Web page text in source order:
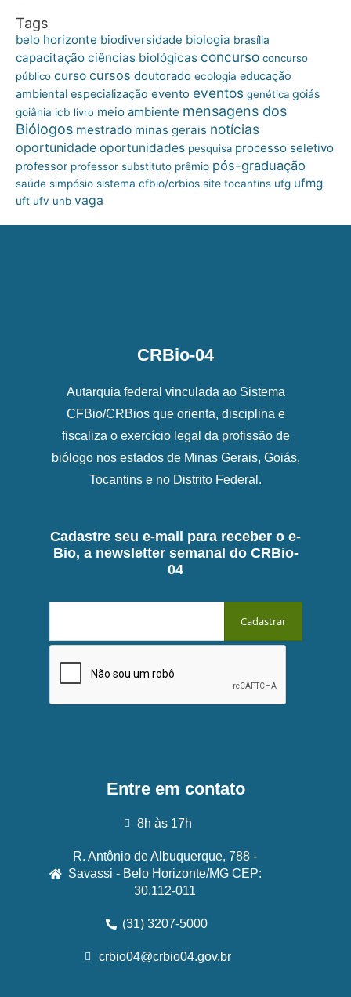
Tags
belo horizonte biodiversidade biologia brasília
capacitação ciências biológicas concurso concurso
público curso cursos doutorado ecologia educação
ambiental especialização evento eventos genética goiás
goiânia icb livro meio ambiente mensagens dos
Biólogos mestrado minas gerais notícias
oportunidade oportunidades pesquisa processo seletivo
professor professor substituto prêmio pós-graduação
saúde simpósio sistema cfbio/crbios site tocantins ufg ufmg
uft ufv unb vaga
CRBio-04
Autarquia federal vinculada ao Sistema
CFBio/CRBios que orienta, disciplina e
fiscaliza o exercício legal da profissão de
biólogo nos estados de Minas Gerais, Goiás,
Tocantins e no Distrito Federal.
Cadastre seu e-mail para receber o e-
Bio, a newsletter semanal do CRBio-
04
Entre em contato
8h às 17h
R. Antônio de Albuquerque, 788 -
Savassi - Belo Horizonte/MG CEP:
30.112-011
(31) 3207-5000
crbio04@crbio04.gov.br